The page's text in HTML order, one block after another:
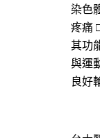
染色
疼痛
其功
與運
良好